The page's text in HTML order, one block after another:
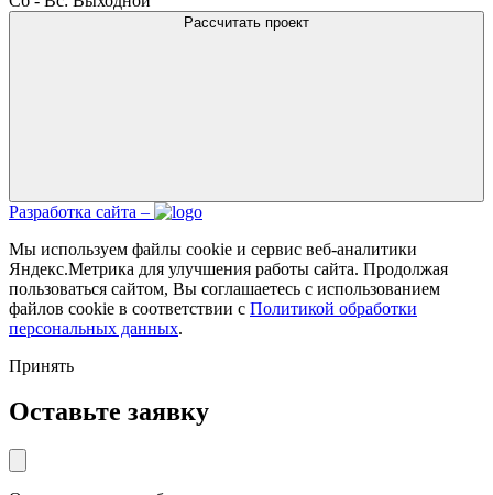
Рассчитать проект
Разработка сайта –
Мы используем файлы cookie и сервис веб-аналитики
Яндекс.Метрика для улучшения работы сайта. Продолжая
пользоваться сайтом, Вы соглашаетесь с использованием
файлов cookie в соответствии с Политикой обработки
персональных данных.
Принять
Оставьте заявку